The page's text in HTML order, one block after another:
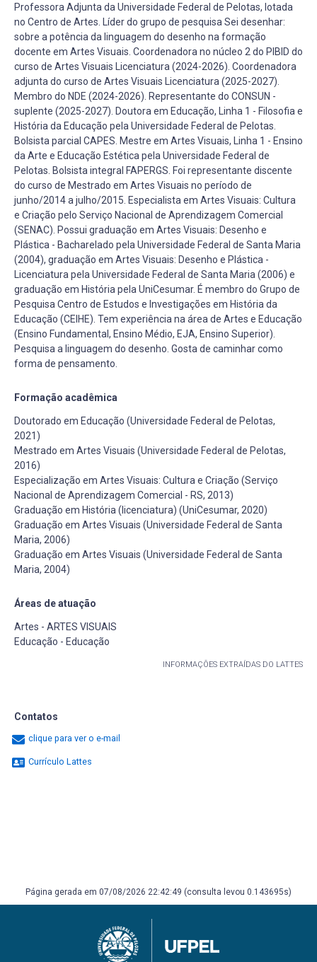
Professora Adjunta da Universidade Federal de Pelotas, lotada
no Centro de Artes. Líder do grupo de pesquisa Sei desenhar:
sobre a potência da linguagem do desenho na formação
docente em Artes Visuais. Coordenadora no núcleo 2 do PIBID do
curso de Artes Visuais Licenciatura (2024-2026). Coordenadora
adjunta do curso de Artes Visuais Licenciatura (2025-2027).
Membro do NDE (2024-2026). Representante do CONSUN -
suplente (2025-2027). Doutora em Educação, Linha 1 - Filosofia e
História da Educação pela Universidade Federal de Pelotas.
Bolsista parcial CAPES. Mestre em Artes Visuais, Linha 1 - Ensino
da Arte e Educação Estética pela Universidade Federal de
Pelotas. Bolsista integral FAPERGS. Foi representante discente
do curso de Mestrado em Artes Visuais no período de
junho/2014 a julho/2015. Especialista em Artes Visuais: Cultura
e Criação pelo Serviço Nacional de Aprendizagem Comercial
(SENAC). Possui graduação em Artes Visuais: Desenho e
Plástica - Bacharelado pela Universidade Federal de Santa Maria
(2004), graduação em Artes Visuais: Desenho e Plástica -
Licenciatura pela Universidade Federal de Santa Maria (2006) e
graduação em História pela UniCesumar. É membro do Grupo de
Pesquisa Centro de Estudos e Investigações em História da
Educação (CEIHE). Tem experiência na área de Artes e Educação
(Ensino Fundamental, Ensino Médio, EJA, Ensino Superior).
Pesquisa a linguagem do desenho. Gosta de caminhar como
forma de pensamento.
Formação acadêmica
Doutorado em Educação (Universidade Federal de Pelotas,
2021)
Mestrado em Artes Visuais (Universidade Federal de Pelotas,
2016)
Especialização em Artes Visuais: Cultura e Criação (Serviço
Nacional de Aprendizagem Comercial - RS, 2013)
Graduação em História (licenciatura) (UniCesumar, 2020)
Graduação em Artes Visuais (Universidade Federal de Santa
Maria, 2006)
Graduação em Artes Visuais (Universidade Federal de Santa
Maria, 2004)
Áreas de atuação
Artes - ARTES VISUAIS
Educação - Educação
INFORMAÇÕES EXTRAÍDAS DO LATTES
Contatos
clique para ver o e-mail
Currículo Lattes
Página gerada em 07/08/2026 22:42:49 (consulta levou 0.143695s)